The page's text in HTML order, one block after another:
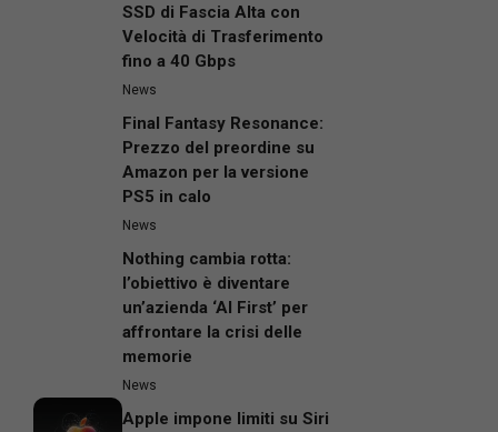
SSD di Fascia Alta con
Velocità di Trasferimento
fino a 40 Gbps
News
Final Fantasy Resonance:
Prezzo del preordine su
Amazon per la versione
PS5 in calo
News
Nothing cambia rotta:
l’obiettivo è diventare
un’azienda ‘AI First’ per
affrontare la crisi delle
memorie
News
Apple impone limiti su Siri